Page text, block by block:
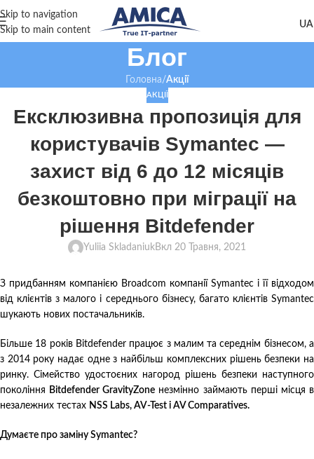
Skip to navigation
Skip to main content
Блог
Головна/Акції
АКЦІЇ
Ексклюзивна пропозиція для
користувачів Symantec —
захист від 6 до 12 місяців
безкоштовно при міграції на
рішення Bitdefender
Yuliia SkladaniukВкл 20 Травня, 2021
З придбанням компанією Broadcom компанії Symantec і її відходом
від клієнтів з малого і середнього бізнесу, багато клієнтів Symantec
шукають нових постачальників.
Більше 18 років Bitdefender працює з малим та середнім бізнесом, а
з 2014 року надає одне з найбільш комплексних рішень безпеки на
ринку. Сімейство удостоєних нагород рішень безпеки наступного
покоління Bitdefender GravityZone незмінно займають перші місця в
незалежних тестах NSS Labs, AV-Test і AV Comparatives.
Думаєте про заміну Symantec?